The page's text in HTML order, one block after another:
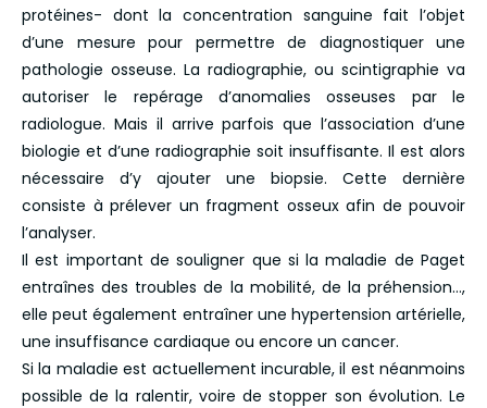
protéines- dont la concentration sanguine fait l’objet
d’une mesure pour permettre de diagnostiquer une
pathologie osseuse. La radiographie, ou scintigraphie va
autoriser le repérage d’anomalies osseuses par le
radiologue. Mais il arrive parfois que l’association d’une
biologie et d’une radiographie soit insuffisante. Il est alors
nécessaire d’y ajouter une biopsie. Cette dernière
consiste à prélever un fragment osseux afin de pouvoir
l’analyser.
Il est important de souligner que si la maladie de Paget
entraînes des troubles de la mobilité, de la préhension…,
elle peut également entraîner une hypertension artérielle,
une insuffisance cardiaque ou encore un cancer.
Si la maladie est actuellement incurable, il est néanmoins
possible de la ralentir, voire de stopper son évolution. Le